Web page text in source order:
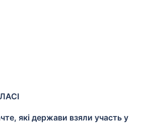
які держави взяли участь у